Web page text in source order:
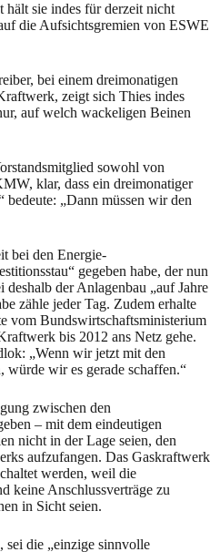
hält sie indes für derzeit nicht
die Aufsichtsgremien von ESWE
bei einem dreimonatigen
zeigt sich Thies indes
auf welch wackeligen Beinen
sowohl von
klar, dass ein dreimonatiger
bedeute: „Dann müssen wir den
bei den Energie-
gegeben habe, der nun
der Anlagenbau „auf Jahre
zähle jeder Tag. Zudem erhalte
vom Bundswirtschaftsministerium
bis 2012 ans Netz gehe.
„Wenn wir jetzt mit den
würde wir es gerade schaffen.“
zwischen den
– mit dem eindeutigen
nicht in der Lage seien, den
aufzufangen. Das Gaskraftwerk
werden, weil die
keine Anschlussverträge zu
in Sicht seien.
sei die „einzige sinnvolle